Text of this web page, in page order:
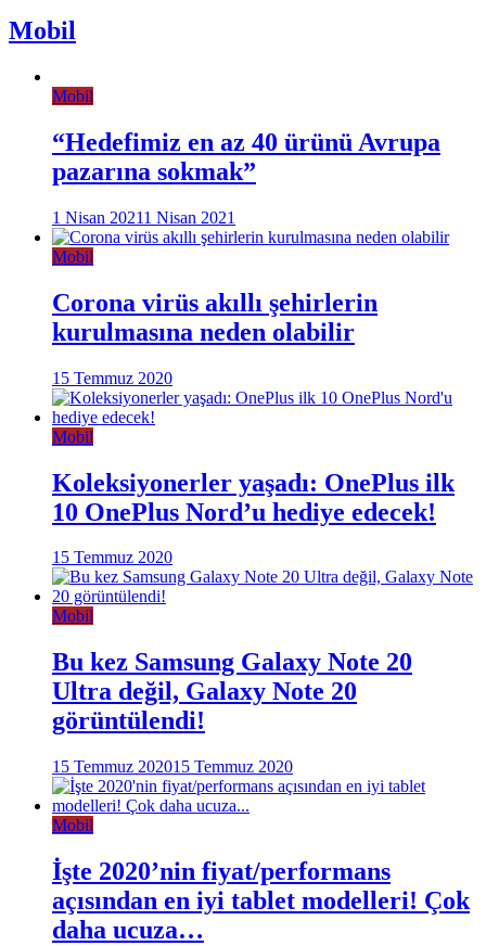
Mobil
Mobil
“Hedefimiz en az 40 ürünü Avrupa
pazarına sokmak”
1 Nisan 20211 Nisan 2021
Mobil
Corona virüs akıllı şehirlerin
kurulmasına neden olabilir
15 Temmuz 2020
Mobil
Koleksiyonerler yaşadı: OnePlus ilk
10 OnePlus Nord’u hediye edecek!
15 Temmuz 2020
Mobil
Bu kez Samsung Galaxy Note 20
Ultra değil, Galaxy Note 20
görüntülendi!
15 Temmuz 202015 Temmuz 2020
Mobil
İşte 2020’nin fiyat/performans
açısından en iyi tablet modelleri! Çok
daha ucuza…